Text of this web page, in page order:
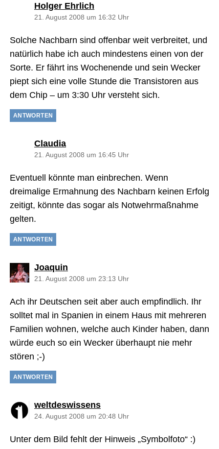
Holger Ehrlich
21. August 2008 um 16:32 Uhr
Solche Nachbarn sind offenbar weit verbreitet, und
natürlich habe ich auch mindestens einen von der
Sorte. Er fährt ins Wochenende und sein Wecker
piept sich eine volle Stunde die Transistoren aus
dem Chip – um 3:30 Uhr versteht sich.
ANTWORTEN
Claudia
21. August 2008 um 16:45 Uhr
Eventuell könnte man einbrechen. Wenn
dreimalige Ermahnung des Nachbarn keinen Erfolg
zeitigt, könnte das sogar als Notwehrmaßnahme
gelten.
ANTWORTEN
Joaquin
21. August 2008 um 23:13 Uhr
Ach ihr Deutschen seit aber auch empfindlich. Ihr
solltet mal in Spanien in einem Haus mit mehreren
Familien wohnen, welche auch Kinder haben, dann
würde euch so ein Wecker überhaupt nie mehr
stören ;-)
ANTWORTEN
weltdeswissenssagt:
24. August 2008 um 20:48 Uhr
Unter dem Bild fehlt der Hinweis „Symbolfoto“ :)